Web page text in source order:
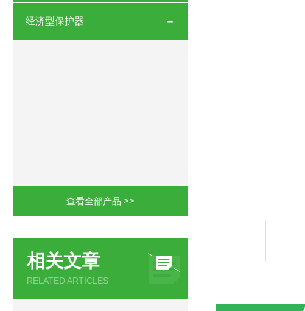
经济型保护器
查看全部产品 >>
相关文章
RELATED ARTICLES